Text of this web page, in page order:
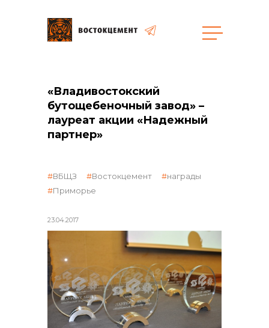
общая информация
объявленные закупки
реализация неликвидов
контакты отдела закупок
«Владивостокский
бутощебеночный завод» –
лауреат акции «Надежный
партнер»
23.04.2017
ВБЩЗ Востокцемент
награды
Приморье